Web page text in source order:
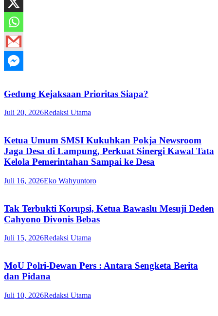
Gedung Kejaksaan Prioritas Siapa?
Juli 20, 2026Redaksi Utama
Ketua Umum SMSI Kukuhkan Pokja Newsroom
Jaga Desa di Lampung, Perkuat Sinergi Kawal Tata
Kelola Pemerintahan Sampai ke Desa
Juli 16, 2026Eko Wahyuntoro
Tak Terbukti Korupsi, Ketua Bawaslu Mesuji Deden
Cahyono Divonis Bebas
Juli 15, 2026Redaksi Utama
MoU Polri-Dewan Pers : Antara Sengketa Berita
dan Pidana
Juli 10, 2026Redaksi Utama